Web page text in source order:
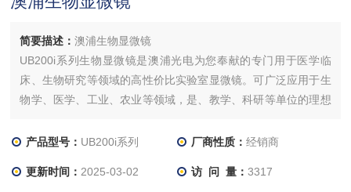
简要描述：澳浦生物显微镜
UB200i系列生物显微镜是澳浦光电为您奉献的专门用于医学临
床、生物研究等领域的高性价比实验室显微镜。可广泛应用于生
物学、医学、工业、农业等领域，是、教学、科研等单位的理想
产品型号： UB200i系列 厂商性质： 经销商
更新时间： 2025-03-02 访 问 量： 3317